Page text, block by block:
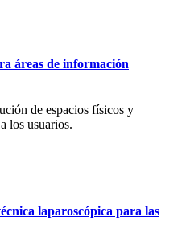
áreas de información
de espacios físicos y
los usuarios.
laparoscópica para las